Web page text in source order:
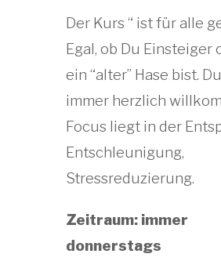
Der Kurs “ ist für alle
Egal, ob Du Einsteiger
ein “alter” Hase bist.
immer herzlich
Focus liegt in der
Entschleunigung,
Stressreduzierung.
Zeitraum: immer
donnerstags